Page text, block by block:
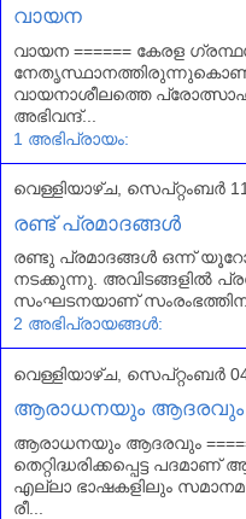
വായന
വായന ====== കേരള
നേതൃസ്ഥാനത്തിരുന്നുകൊണ്ട്
വായനാശീലത്തെ
അഭിവന്ദ്...
1 അഭിപ്രായം:
വെള്ളിയാഴ്‌ച, സെപ്റ്റംബർ
രണ്ട് പ്രമാദങ്ങള്‍
രണ്ടു പ്രമാദങ്ങള്‍ ഒന്ന്
നടക്കുന്നു. അവിടങ്ങളില്‍
സംഘടനയാണ്
2 അഭിപ്രായങ്ങൾ:
വെള്ളിയാഴ്‌ച, സെപ്റ്റംബർ
ആരാധനയും ആദരവും
ആരാധനയും ആദരവും
തെറ്റിദ്ധരിക്കപ്പെട്ട
എല്ലാ ഭാഷകളിലും
രീ...